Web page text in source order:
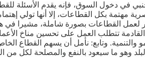
دخول السوق، فإنه يقدم الأسئلة
مهتمة بكل القطاعات، إلا أنها تولي
لعمل القطاعات بصورة شاملة، مشيرا
تتطلب العمل على تحسين مناخ
وتابع: نأمل أن يسهم القطاع
وهو ما سيعود بالنفع والمصلحة لكل من